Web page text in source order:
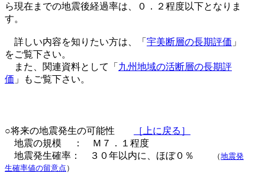
ら現在までの地震後経過率は、０．２程度以下となりま
す。
詳しい内容を知りたい方は、「 宇美断層の長期評価 」
をご覧下さい。
また、関連資料として「 九州地域の活断層の長期評
価 」もご覧下さい。
○将来の地震発生の可能性
［上に戻る］
地震の規模 ： Ｍ７．１程度
地震発生確率： ３０年以内に、ほぼ０％
（地震発
生確率値の留意点 ）